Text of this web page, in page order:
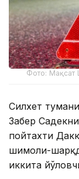
Фото: Мақсат
Силхет
Забер
пойтахти
шимоли-
иккита